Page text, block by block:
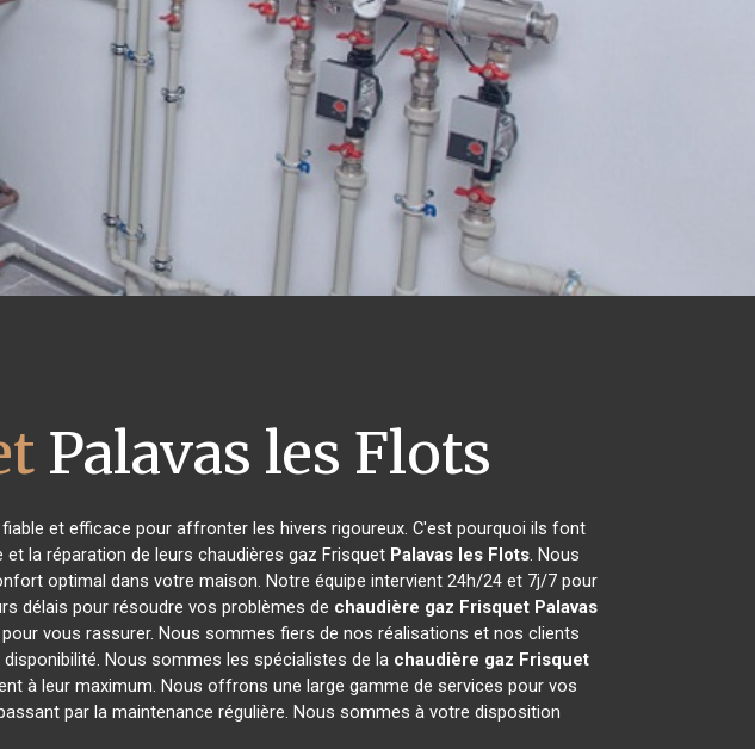
Palavas les Flots
et efficace pour affronter les hivers rigoureux. C'est pourquoi ils font
la réparation de leurs chaudières gaz Frisquet Palavas les Flots. Nous
optimal dans votre maison. Notre équipe intervient 24h/24 et 7j/7 pour
délais pour résoudre vos problèmes de chaudière gaz Frisquet Palavas
vous rassurer. Nous sommes fiers de nos réalisations et nos clients
Nous sommes les spécialistes de la chaudière gaz Frisquet
à leur maximum. Nous offrons une large gamme de services pour vos
par la maintenance régulière. Nous sommes à votre disposition